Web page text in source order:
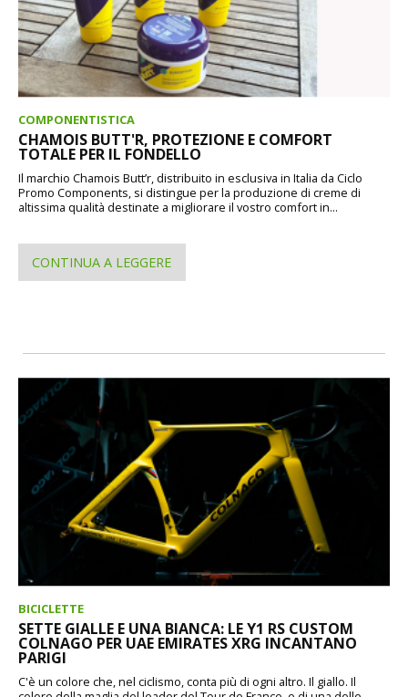
COMPONENTISTICA
CHAMOIS BUTT'R, PROTEZIONE E COMFORT
TOTALE PER IL FONDELLO
Il marchio Chamois Butt’r, distribuito in esclusiva in Italia da Ciclo
Promo Components, si distingue per la produzione di creme di
altissima qualità destinate a migliorare il vostro comfort in...
CONTINUA A LEGGERE
BICICLETTE
SETTE GIALLE E UNA BIANCA: LE Y1 RS CUSTOM
COLNAGO PER UAE EMIRATES XRG INCANTANO
PARIGI
C'è un colore che, nel ciclismo, conta più di ogni altro. Il giallo. Il